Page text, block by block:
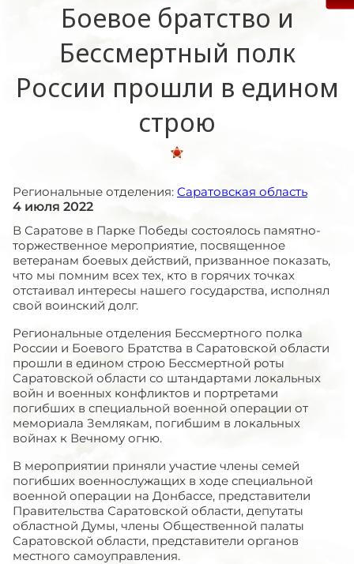
Боевое братство и
Бессмертный полк
России прошли в едином
строю
Региональные отделения: Саратовская область
4 июля 2022
В Саратове в Парке Победы состоялось памятно-
торжественное мероприятие, посвященное
ветеранам боевых действий, призванное показать,
что мы помним всех тех, кто в горячих точках
отстаивал интересы нашего государства, исполнял
свой воинский долг.
Региональные отделения Бессмертного полка
России и Боевого Братства в Саратовской области
прошли в едином строю Бессмертной роты
Саратовской области со штандартами локальных
войн и военных конфликтов и портретами
погибших в специальной военной операции от
мемориала Землякам, погибшим в локальных
войнах к Вечному огню.
В мероприятии приняли участие члены семей
погибших военнослужащих в ходе специальной
военной операции на Донбассе, представители
Правительства Саратовской области, депутаты
областной Думы, члены Общественной палаты
Саратовской области, представители органов
местного самоуправления.